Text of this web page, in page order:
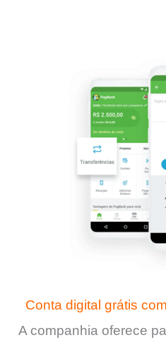
Conta digital grátis
A companhia oferece